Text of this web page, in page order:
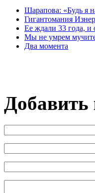
Шарапова: «Будь я
Гигантомания
Ее ждали 33 года, и
Мы не умрем
Два момента